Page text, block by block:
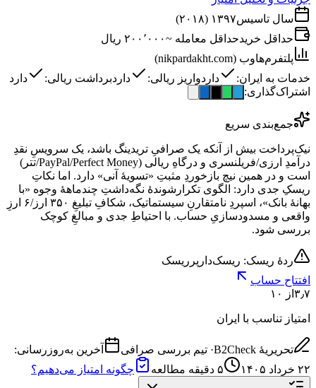
سال تاسیس۱۳۹۷ (۲۰۱۸)
حداقل خریدحداقل معامله ~۲۰۰٬۰۰۰ ریال
پلتفرم‌هاوب (nikpardakht.com)
خدمات به ایران:
داردواریز ریالی: داردبرداشت ریالی:
دارد
اشتراک‌گذاری:
جمع‌بندی سریع
نیک‌پرداخت بیش از آنکه یک صرافیِ تریدینگ باشد، یک سرویسِ نقدِ
درآمدِ ارزی/فریلنسری و درگاهِ ریالی (PayPal/Perfect Money/تتر)
است و در همین نیچ بازخوردِ مثبتِ «تسویهٔ آنی» دارد. اما نکاتِ
ریسکِ جدی دارد: الگوی تکرارشوندهٔ نگه‌داشتِ چندماههٔ وجوه «با
بهانهٔ بانک»، اسپردِ نامتقارنِ سیستماتیک، شکافِ تبلیغِ ۳۵۰ ارز/۶ ارزِ
واقعی و مسدودسازیِ حساب. با احتیاطِ جدی و مبالغِ کوچک
بررسی شود.
ردهٔ ریسک: ریسک‌دار پرریسک
افتتاح حساب
۳٫۷ از ۱۰
امتیاز تناسب با ایران
تحریریهٔ B2Check · تیم بررسی صرافی
آخرین به‌روزرسانی:
۲۲ خرداد ۱۴۰۵
۵ دقیقه مطالعه چگونه امتیاز می‌دهیم؟